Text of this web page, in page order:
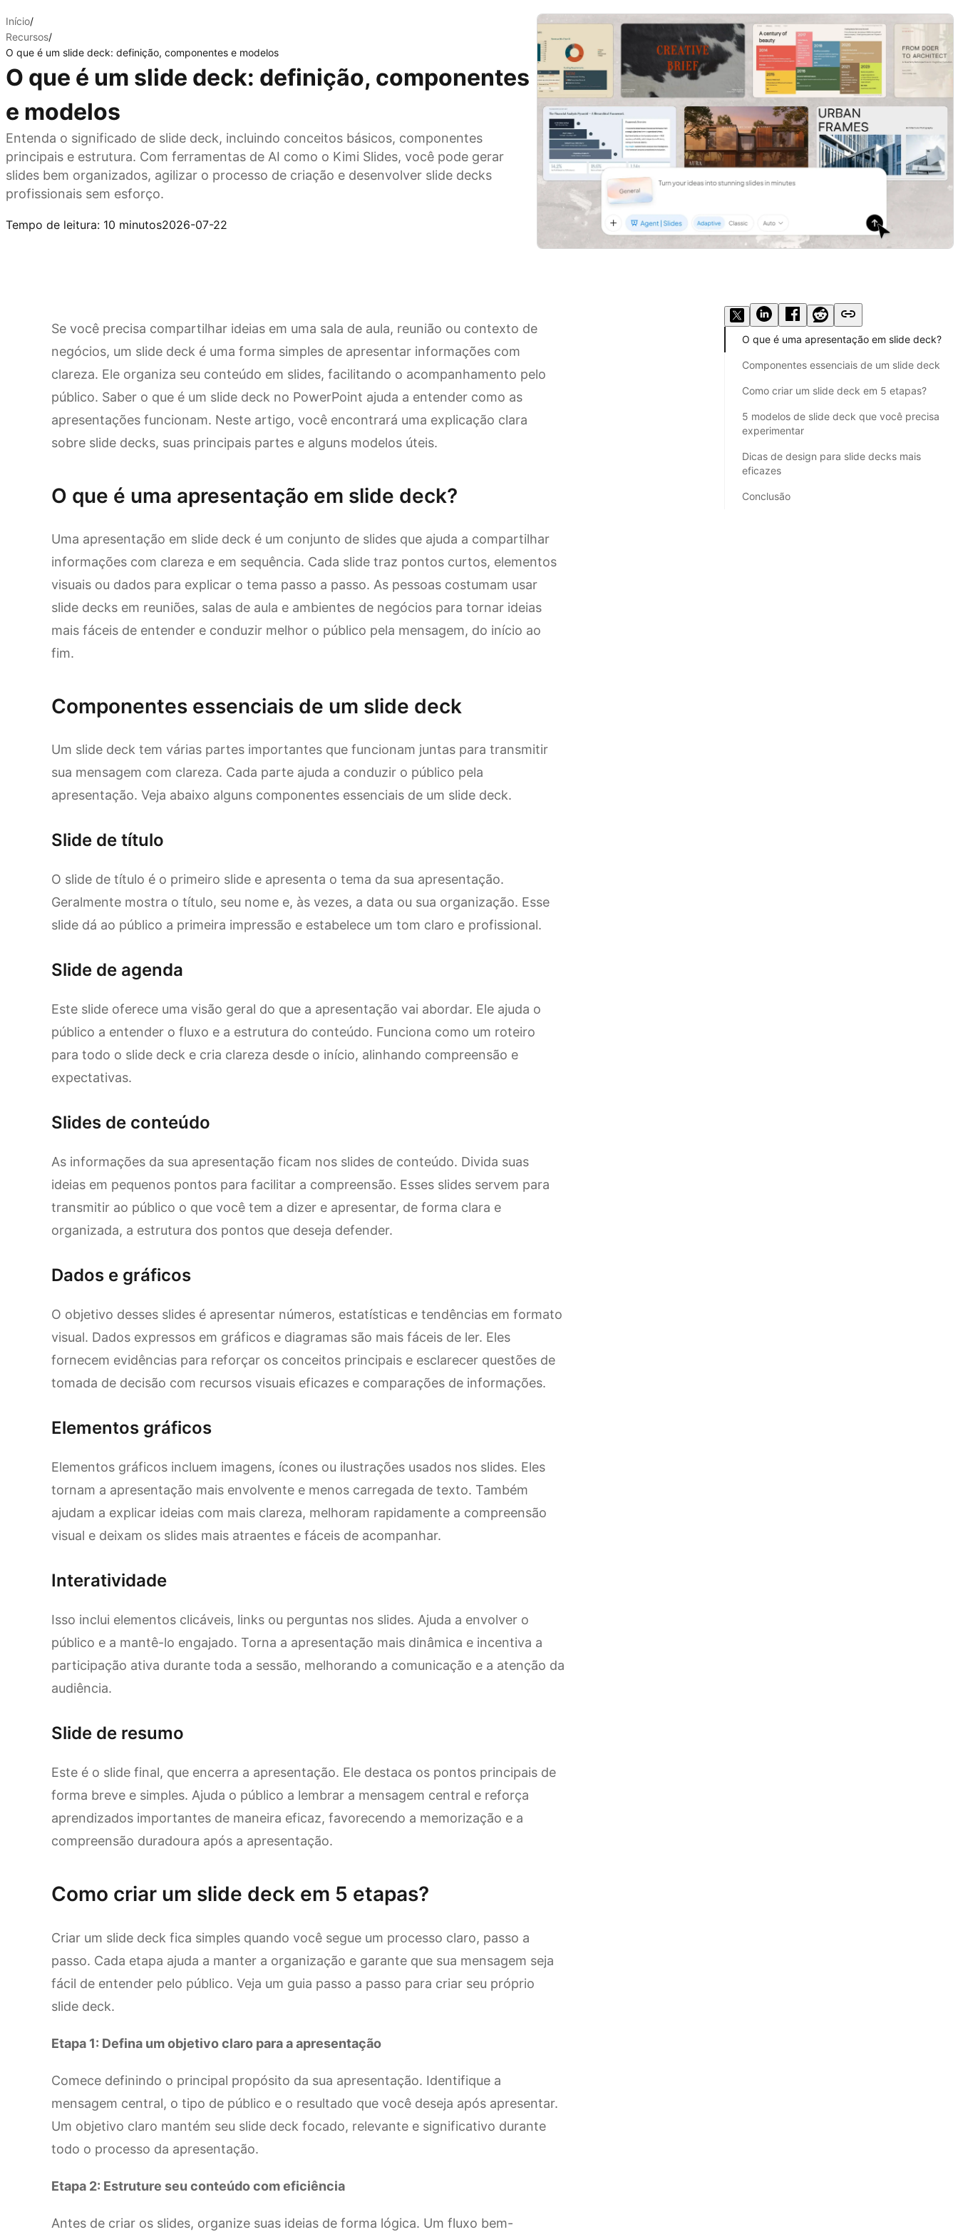
Início/
Recursos/
O que é um slide deck: definição, componentes e modelos
O que é um slide deck: definição, componentes
e modelos
Entenda o significado de slide deck, incluindo conceitos básicos, componentes
principais e estrutura. Com ferramentas de AI como o Kimi Slides, você pode gerar
slides bem organizados, agilizar o processo de criação e desenvolver slide decks
profissionais sem esforço.
Tempo de leitura: 10 minutos2026-07-22
Se você precisa compartilhar ideias em uma sala de aula, reunião ou contexto de
negócios, um slide deck é uma forma simples de apresentar informações com
clareza. Ele organiza seu conteúdo em slides, facilitando o acompanhamento pelo
público. Saber o que é um slide deck no PowerPoint ajuda a entender como as
apresentações funcionam. Neste artigo, você encontrará uma explicação clara
sobre slide decks, suas principais partes e alguns modelos úteis.
O que é uma apresentação em slide deck?
Uma apresentação em slide deck é um conjunto de slides que ajuda a compartilhar
informações com clareza e em sequência. Cada slide traz pontos curtos, elementos
visuais ou dados para explicar o tema passo a passo. As pessoas costumam usar
slide decks em reuniões, salas de aula e ambientes de negócios para tornar ideias
mais fáceis de entender e conduzir melhor o público pela mensagem, do início ao
fim.
Componentes essenciais de um slide deck
Um slide deck tem várias partes importantes que funcionam juntas para transmitir
sua mensagem com clareza. Cada parte ajuda a conduzir o público pela
apresentação. Veja abaixo alguns componentes essenciais de um slide deck.
Slide de título
O slide de título é o primeiro slide e apresenta o tema da sua apresentação.
Geralmente mostra o título, seu nome e, às vezes, a data ou sua organização. Esse
slide dá ao público a primeira impressão e estabelece um tom claro e profissional.
Slide de agenda
Este slide oferece uma visão geral do que a apresentação vai abordar. Ele ajuda o
público a entender o fluxo e a estrutura do conteúdo. Funciona como um roteiro
para todo o slide deck e cria clareza desde o início, alinhando compreensão e
expectativas.
Slides de conteúdo
As informações da sua apresentação ficam nos slides de conteúdo. Divida suas
ideias em pequenos pontos para facilitar a compreensão. Esses slides servem para
transmitir ao público o que você tem a dizer e apresentar, de forma clara e
organizada, a estrutura dos pontos que deseja defender.
Dados e gráficos
O objetivo desses slides é apresentar números, estatísticas e tendências em formato
visual. Dados expressos em gráficos e diagramas são mais fáceis de ler. Eles
fornecem evidências para reforçar os conceitos principais e esclarecer questões de
tomada de decisão com recursos visuais eficazes e comparações de informações.
Elementos gráficos
Elementos gráficos incluem imagens, ícones ou ilustrações usados nos slides. Eles
tornam a apresentação mais envolvente e menos carregada de texto. Também
ajudam a explicar ideias com mais clareza, melhoram rapidamente a compreensão
visual e deixam os slides mais atraentes e fáceis de acompanhar.
Interatividade
Isso inclui elementos clicáveis, links ou perguntas nos slides. Ajuda a envolver o
público e a mantê-lo engajado. Torna a apresentação mais dinâmica e incentiva a
participação ativa durante toda a sessão, melhorando a comunicação e a atenção da
audiência.
Slide de resumo
Este é o slide final, que encerra a apresentação. Ele destaca os pontos principais de
forma breve e simples. Ajuda o público a lembrar a mensagem central e reforça
aprendizados importantes de maneira eficaz, favorecendo a memorização e a
compreensão duradoura após a apresentação.
Como criar um slide deck em 5 etapas?
Criar um slide deck fica simples quando você segue um processo claro, passo a
passo. Cada etapa ajuda a manter a organização e garante que sua mensagem seja
fácil de entender pelo público. Veja um guia passo a passo para criar seu próprio
slide deck.
Etapa 1: Defina um objetivo claro para a apresentação
Comece definindo o principal propósito da sua apresentação. Identifique a
mensagem central, o tipo de público e o resultado que você deseja após apresentar.
Um objetivo claro mantém seu slide deck focado, relevante e significativo durante
todo o processo da apresentação.
Etapa 2: Estruture seu conteúdo com eficiência
Antes de criar os slides, organize suas ideias de forma lógica. Um fluxo bem-
O que é uma apresentação em slide deck?
Componentes essenciais de um slide deck
Como criar um slide deck em 5 etapas?
5 modelos de slide deck que você precisa
experimentar
Dicas de design para slide decks mais
eficazes
Conclusão